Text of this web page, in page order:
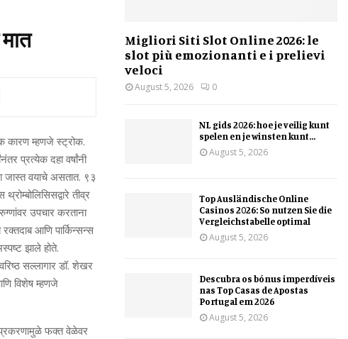
कारण म्हणजे स्ट्रोक.
प्रत्येक दहा वर्षांनी
जास्त वयाचे असतात. ९३
तीव्र
उपचार करताना
आणि पार्किन्सन्स
झाले होते.
सल्लागार डॉ. शेखर
विशेष म्हणजे
प्रकरणामुळे फक्त वेळेवर
Migliori Siti Slot Online 2026: le
slot più emozionanti e i prelievi
veloci
August 5, 2026 0
NL gids 2026: hoe je veilig kunt
spelen en je winsten kunt...
August 5, 2026
Top Ausländische Online
Casinos 2026: So nutzen Sie die
Vergleichstabelle optimal
August 5, 2026
Descubra os bónus imperdíveis
nas Top Casas de Apostas
Portugal em 2026
August 5, 2026